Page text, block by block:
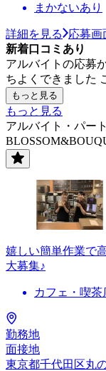
まかないあり
詳細を見る
応募画
新着口コミあり
アルバイトの応募
ちよくできました
もっと見る
もっと見る
アルバイト・パート
嬉しい簡単作業で
大募集♪
カフェ・喫茶
勤務地
面接地
東京都千代田区丸